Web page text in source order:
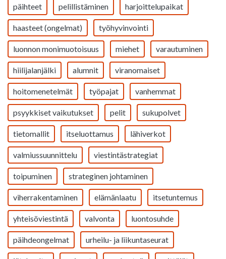
päihteet pelillistäminen harjoittelupaikat
haasteet (ongelmat) työhyvinvointi
luonnon monimuotoisuus miehet varautuminen
hiilijalanjälki alumnit viranomaiset
hoitomenetelmät työpajat vanhemmat
psyykkiset vaikutukset pelit sukupolvet
tietomallit itseluottamus lähiverkot
valmiussuunnittelu viestintästrategiat
toipuminen strateginen johtaminen
viherrakentaminen elämänlaatu itsetuntemus
yhteisöviestintä valvonta luontosuhde
päihdeongelmat urheilu- ja liikuntaseurat